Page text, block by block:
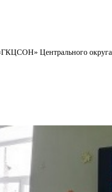
Центрального округа